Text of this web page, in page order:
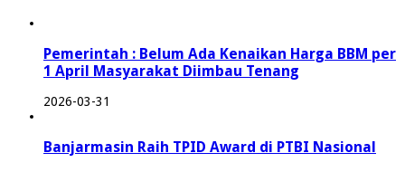
Pemerintah : Belum Ada Kenaikan Harga BBM per
1 April Masyarakat Diimbau Tenang
2026-03-31
Banjarmasin Raih TPID Award di PTBI Nasional